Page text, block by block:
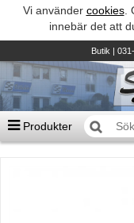
Vi använder cookies.
innebär det att
Butik| 031-
Produkter